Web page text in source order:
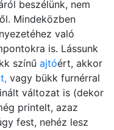
beszélünk, nem
Mindeközben
való
is. Lássunk
színű ajtóért, akkor
vagy bükk furnérral
változat is (dekor
printelt, azaz
fest, nehéz lesz